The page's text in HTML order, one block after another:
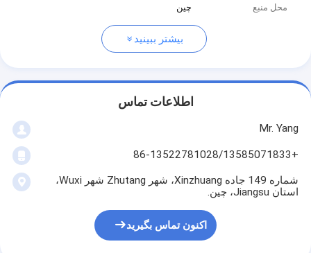
محل منبع
چین
بیشتر ببینید
اطلاعات تماس
Mr. Yang
+86-13522781028/13585071833
شماره 149 جاده Xinzhuang، شهر Zhutang شهر Wuxi،
استان Jiangsu، چین.
اکنون تماس بگیرید